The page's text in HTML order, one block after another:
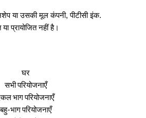
घर
सभी परियोजनाएँ
भाग परियोजनाएँ
बहु-भाग परियोजनाएँ
या उसकी मूल कंपनी, पीटीसी इंक.
प्रायोजित नहीं है।